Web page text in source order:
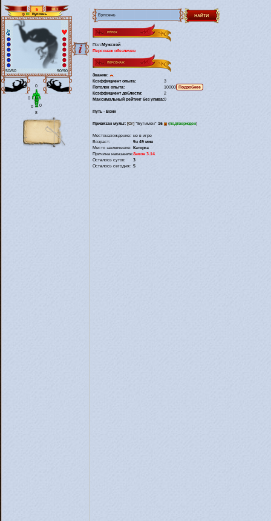
5
28.1
El
Вупсень
50/50 90/90
0
0
8
0 0
Пол:Мужской
Персонаж обезличен
Звание:
Коэффициент опыта:
3
Потолок опыта:
10000
Коэффициент доблести:
2
Максимальный рейтинг без упива:0
Путь - Воин
Привязан мульт: [Or] *Бугимен* 16 (подтвержден)
Местонахождение: не в игре
Возраст:
5ч 49 мин
Место заключения: Каторга
Причина наказания:Закон 3.14
Осталось суток:
3
Осталось сегодня: 5